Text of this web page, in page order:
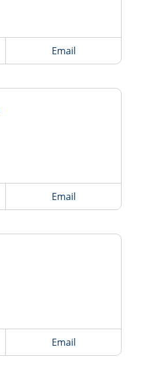
Email
Email
Email